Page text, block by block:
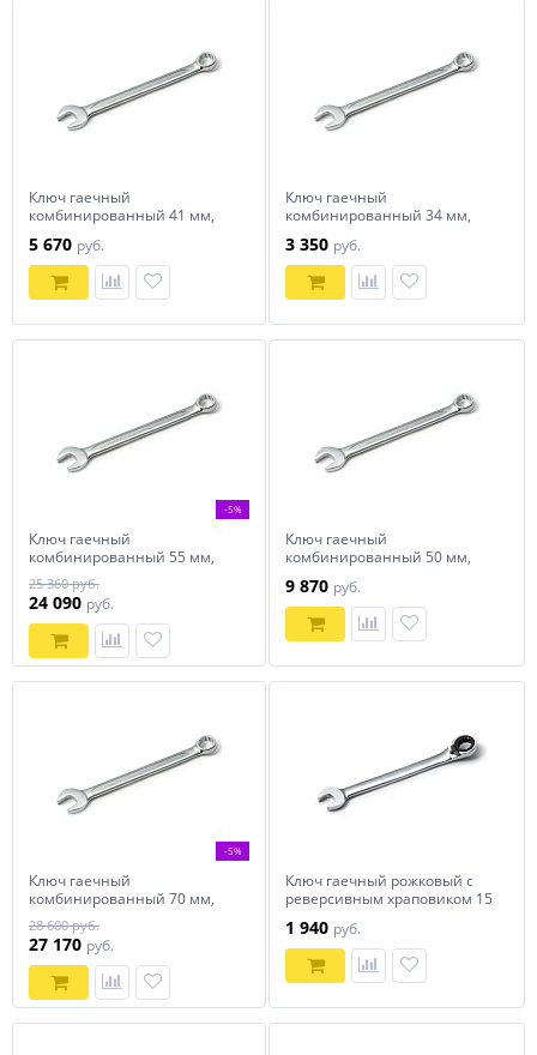
Ключ гаечный
комбинированный 41 мм,
5 670 руб.
Ключ гаечный
комбинированный 34 мм,
3 350 руб.
-5%
Ключ гаечный
комбинированный 55 мм,
HANS, 1161M55
25 360 руб.
24 090 руб.
Ключ гаечный
комбинированный 50 мм,
9 870 руб.
-5%
Ключ гаечный
комбинированный 70 мм,
HANS, 1161M70
28 600 руб.
27 170 руб.
Ключ гаечный рожковый с
реверсивным храповиком 15
1 940 руб.